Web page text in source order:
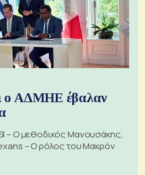
ο ΑΔΜΗΕ έβαλαν
– Ο μεθοδικός Μανουσάκης,
– Ο ρόλος του Μακρόν